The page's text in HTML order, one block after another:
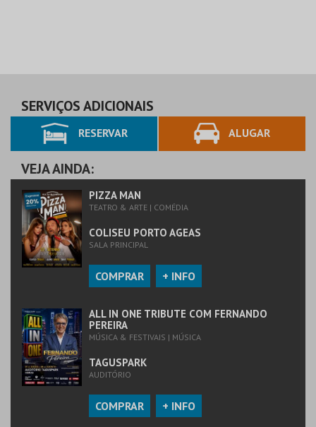
SERVIÇOS ADICIONAIS
RESERVAR ALUGAR
VEJA AINDA:
PIZZA MAN
TEATRO & ARTE | COMÉDIA
COLISEU PORTO AGEAS
SALA PRINCIPAL
COMPRAR + INFO
ALL IN ONE TRIBUTE COM FERNANDO
PEREIRA
MÚSICA & FESTIVAIS | MÚSICA
TAGUSPARK
AUDITÓRIO
COMPRAR + INFO